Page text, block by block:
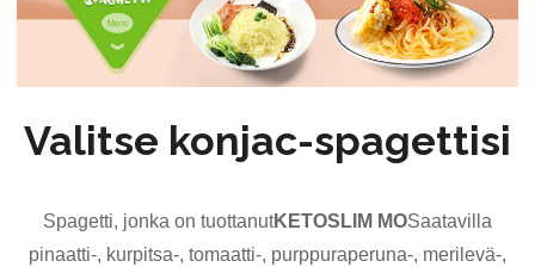
Valitse konjac-spagettisi
Spagetti, jonka on tuottanutKETOSLIM MOSaatavilla
pinaatti-, kurpitsa-, tomaatti-, purppuraperuna-, merilevä-,